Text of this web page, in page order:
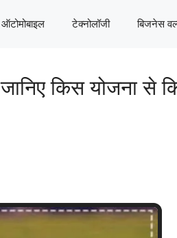
ऑटोमोबाइल टेक्नोलॉजी बिजनेस
किस योजना से